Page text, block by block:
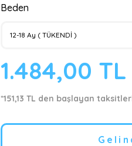
Beden
1.484,00 TL
*151,13 TL den başlayan